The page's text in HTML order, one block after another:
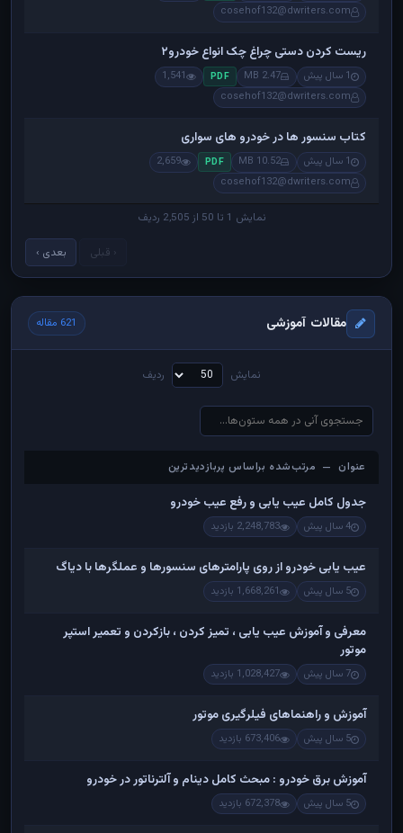
cosehof132@dwriters.com
ریست کردن دستی چراغ چک انواع خودرو۲
1 سال پیش 2.47 MB
PDF
1,541
cosehof132@dwriters.com
کتاب سنسور ها در خودرو های سواری
1 سال پیش 10.52 MB
PDF
2,659
cosehof132@dwriters.com
نمایش 1 تا 50 از 2,505 ردیف
‹ قبلی بعدی ›
مقالات آموزشی 621 مقاله
نمایش ردیف
عنوان — مرتب‌شده براساس پربازدیدترین
عنوان — مرتب‌شده براساس پربازدیدترین
جدول کامل عیب یابی و رفع عیب خودرو
4 سال پیش 2,248,783 بازدید
عیب یابی خودرو از روی پارامترهای سنسورها و عملگرها با دیاگ
5 سال پیش 1,668,261 بازدید
معرفی و آموزش عیب یابی ، تمیز کردن ، بازکردن و تعمیر استپر
موتور
7 سال پیش 1,028,427 بازدید
آموزش و راهنماهای فیلرگیری موتور
5 سال پیش 673,406 بازدید
آموزش برق خودرو : مبحث کامل دینام و آلترناتور در خودرو
5 سال پیش 672,378 بازدید